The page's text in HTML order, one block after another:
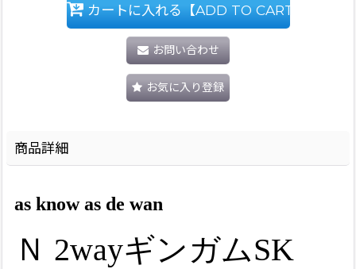
カートに入れる【ADD TO CART】
お問い合わせ
お気に入り登録
商品詳細
as know as de wan
Ｎ 2wayギンガムSK